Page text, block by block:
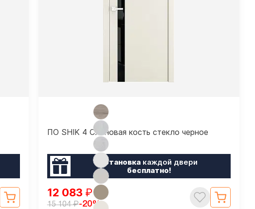
ПО SHIK 4 Слоновая кость стекло черное
Установка каждой двери
бесплатно!
12 083 ₽
15 104₽-20%